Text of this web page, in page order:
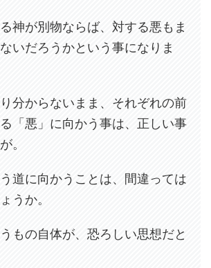
神が別物ならば、対する悪もま
いだろうかという事になりま
分からないまま、それぞれの前
「悪」に向かう事は、正しい事
。
道に向かうことは、間違っては
うか。
うもの自体が、恐ろしい思想だと